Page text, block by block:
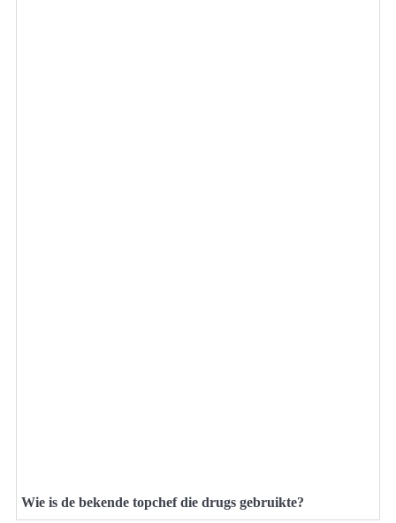
Wie is de bekende topchef die drugs gebruikte?